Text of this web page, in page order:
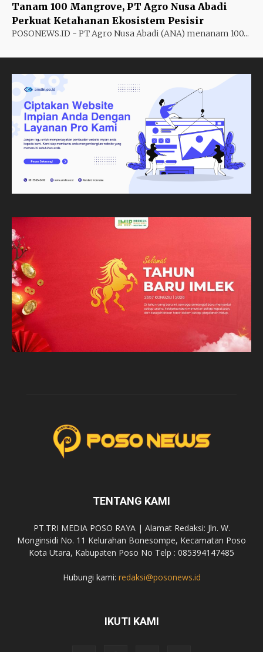
Tanam 100 Mangrove, PT Agro Nusa Abadi
Perkuat Ketahanan Ekosistem Pesisir
POSONEWS.ID - PT Agro Nusa Abadi (ANA) menanam 100...
TENTANG KAMI
PT.TRI MEDIA POSO RAYA | Alamat Redaksi: Jln. W.
Monginsidi No. 11 Kelurahan Bonesompe, Kecamatan Poso
Kota Utara, Kabupaten Poso No Telp : 085394147485
Hubungi kami: redaksi@posonews.id
IKUTI KAMI